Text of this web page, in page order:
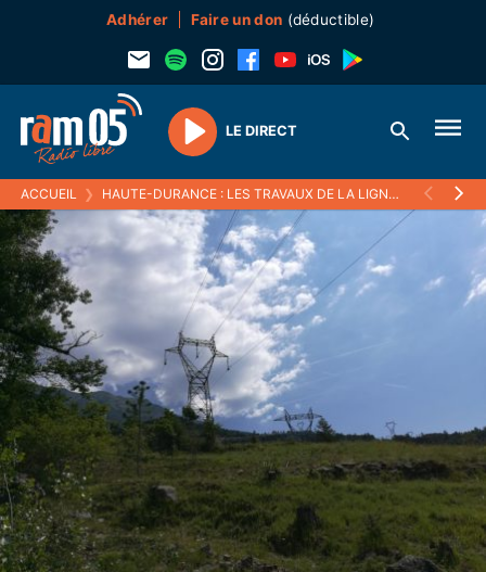
Adhérer Faire un don (déductible)
Play
LE DIRECT
ACCUEIL ❯ HAUTE-DURANCE : LES TRAVAUX DE LA LIGNE THT SUR LE POINT DE REPRENDRE